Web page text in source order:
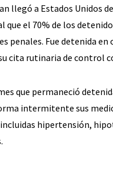
llegó a Estados Unidos
que el 70% de los
penales. Fue detenida en
cita rutinaria de control
que permaneció
intermitente sus
hipertensión,